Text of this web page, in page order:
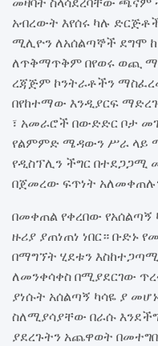
አብረውት እየሰሩ ካሉ
ሚሊዮን ለአሰልጣኞች ደግሞ ከ
ለጥቅማጥቅም በየወሩ ወጪ
ረጃጅም ኮንትራቶችን
በየከተማው እንዲያርፍ
፣ አመራሮች በውድድር ቦታ
የልምምድ ሜዳውን ሥራ ላይ
የዲስፕሊን ችግር በተደጋጋሚ
በጀመረው ፍጥነት
በመቀጠል የቀረበው
ዙሪያ ያጠነጠነ ነበር። ቡድኑ
በማግኘት ሂደቱን
ለመንቀሳቀስ በሚያደርገው
ያነሱት አሰልጣኝ ካሳዬ ያ
ስለሚያሳያቸው በራሱ
ያደረጉትን አጨዋወት